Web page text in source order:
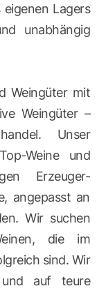
Lagers
unabhängig
Weingüter mit
Weingüter –
Unser
Weine und
Erzeuger-
angepasst an
Wir suchen
die im
sind. Wir
auf teure